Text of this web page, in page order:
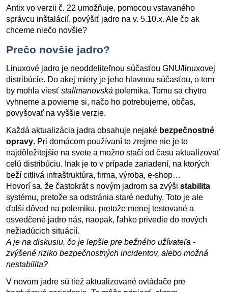
Antix vo verzii č. 22 umožňuje, pomocou vstavaného
správcu inštalácií, povýšiť jadro na v. 5.10.x. Ale čo ak
chceme niečo novšie?
Prečo novšie jadro?
Linuxové jadro je neoddeliteľnou súčasťou GNU/linuxovej
distribúcie. Do akej miery je jeho hlavnou súčasťou, o tom
by mohla viesť stallmanovská polemika. Tomu sa chytro
vyhneme a povieme si, načo ho potrebujeme, občas,
povyšovať na vyššie verzie.
Každá aktualizácia jadra obsahuje nejaké bezpečnostné
opravy. Pri domácom používaní to zrejme nie je to
najdôležitejšie na svete a možno stačí od času aktualizovať
celú distribúciu. Inak je to v prípade zariadení, na ktorých
beží citlivá infraštruktúra, firma, výroba, e-shop…
Hovorí sa, že častokrát s novým jadrom sa zvýši stabilita
systému, pretože sa odstránia staré neduhy. Toto je ale
ďalší dôvod na polemiku, pretože menej testované a
osvedčené jadro nás, naopak, ľahko privedie do nových
nežiadúcich situácií.
A je na diskusiu, čo je lepšie pre bežného užívateľa -
zvýšené riziko bezpečnostných incidentov, alebo možná
nestabilita?
V novom jadre sú tiež aktualizované ovládače pre